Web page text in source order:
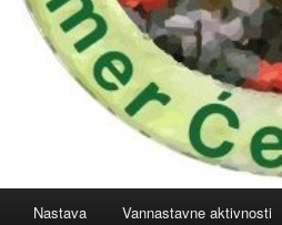
Nastava Vannastavne aktivnosti